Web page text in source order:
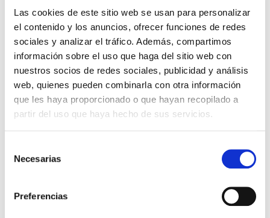
Las cookies de este sitio web se usan para personalizar
el contenido y los anuncios, ofrecer funciones de redes
sociales y analizar el tráfico. Además, compartimos
información sobre el uso que haga del sitio web con
nuestros socios de redes sociales, publicidad y análisis
web, quienes pueden combinarla con otra información
que les haya proporcionado o que hayan recopilado a
partir del uso que haya hecho de sus servicios.
Necesarias
Preferencias
sonido Bang & Olufsen Premium con 20 altavoces